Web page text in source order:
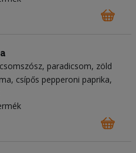
paradicsom zöld
csípős pepperoni paprika